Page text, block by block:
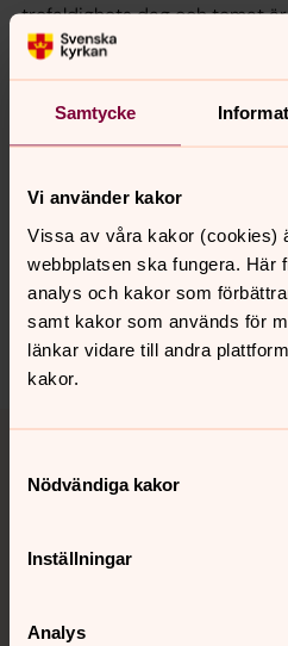
Samtycke
Vi använder kakor
Vissa av våra kakor (cookies)
webbplatsen ska fungera. Här
analys och kakor som
samt kakor som används för
länkar vidare till andra
kakor.
Nödvändiga kakor
Inställningar
Analys
trefaldighets dag och temat
Ande.
Medverkar gör Eva Strannelid,
Widerstedt och Kajsa
Synpunkter eller
innehåll?
Dela
Kalender